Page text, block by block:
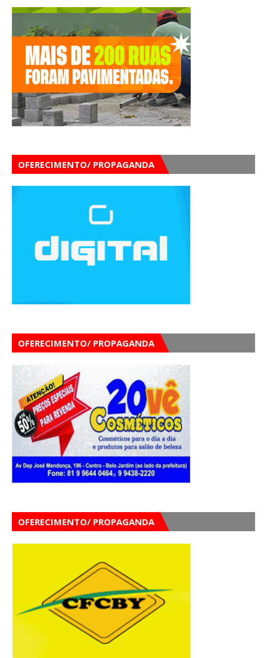
OFERECIMENTO/ PROPAGANDA
OFERECIMENTO/ PROPAGANDA
OFERECIMENTO/ PROPAGANDA